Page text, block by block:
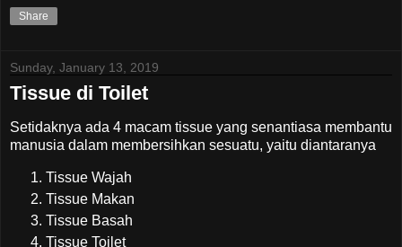
Share
Sunday, January 13, 2019
Tissue di Toilet
Setidaknya ada 4 macam tissue yang senantiasa membantu
manusia dalam membersihkan sesuatu, yaitu diantaranya
Tissue Wajah
Tissue Makan
Tissue Basah
Tissue Toilet